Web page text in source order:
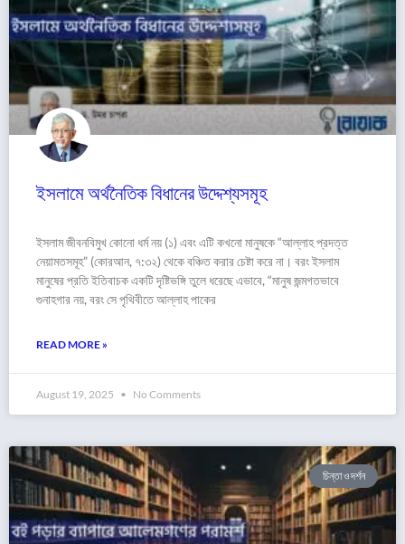
ইসলামে অর্থনৈতিক বিধানের উদ্দেশ্যসমূহ
ইসলাম জীবনবিমুখ কোনো ধর্ম নয় (১) এবং এটি কখনো মানুষকে “আল্লাহ প্রদত্ত
নেয়ামতসমূহ” (কোরআন, ৭:৩২) থেকে বঞ্চিত করার চেষ্টা করে না। বরং ইসলাম
মানুষের প্রতি ইতিবাচক একটি দৃষ্টিভঙ্গি তুলে ধরেছে এভাবে, “মানুষ জন্মগতভাবে
গুনাহগার নয়, বরং সে পৃথিবীতে আল্লাহ পাকের
READ MORE »
August 19, 2025 No Comments
চিন্তা ও দর্শন